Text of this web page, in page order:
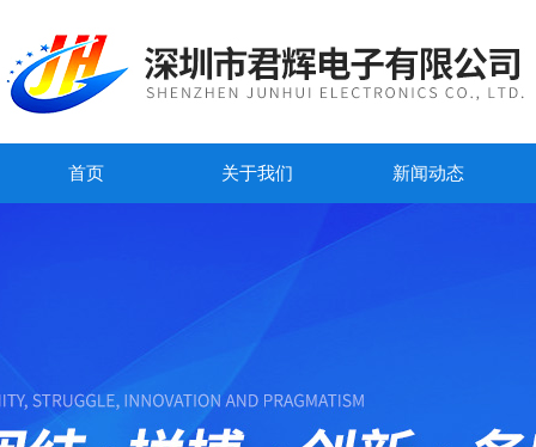
首页 关于我们 新闻动态